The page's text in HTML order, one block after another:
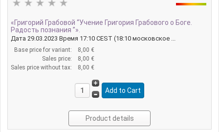
«Григорий Грабовой “Учение Григория Грабового о Боге.
Радость познания ”».
Дата 29.03.2023 Время 17:10 CEST (18:10 московское ...
Base price for variant:
8,00 €
Sales price:
8,00 €
Sales price without tax:
8,00 €
Product details